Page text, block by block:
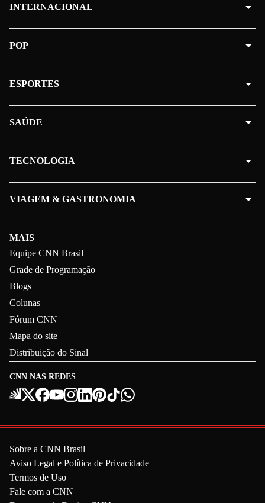
CNN NAS REDES
MAIS
Equipe CNN Brasil
Grade de Programação
Blogs
Colunas
Fórum CNN
Mapa do site
Distribuição do Sinal
INTERNACIONAL
POP
ESPORTES
SAÚDE
TECNOLOGIA
VIAGEM & GASTRONOMIA
Sobre a CNN Brasil
Aviso Legal e Política de Privacidade
Termos de Uso
Fale com a CNN